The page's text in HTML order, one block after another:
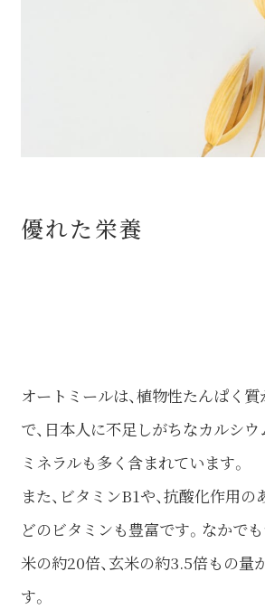
優れた栄養
オートミールは、植物性たんぱく
で、日本人に不足しがちなカルシ
ミネラルも多く含まれています。
また、ビタミンB1や、抗酸化作用
どのビタミンも豊富です。なかで
米の約20倍、玄米の約3.5倍もの量
す。